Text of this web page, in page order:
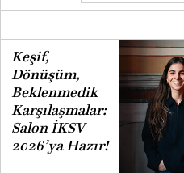
Keşif,
Dönüşüm,
Beklenmedik
Karşılaşmalar:
Salon İKSV
2026’ya Hazır!